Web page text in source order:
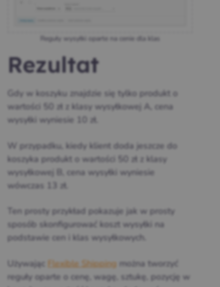
Reguły wysyłki oparte na cenie dla klas
Rezultat
Gdy w koszyku znajdzie się tylko produkt o
wartości 50 zł z klasy wysyłkowej A, cena
wysyłki wyniesie 10 zł.
W przypadku, kiedy klient doda jeszcze do
koszyka produkt o wartości 50 zł z klasy
wysyłkowej B, cena wysyłki wyniesie
wówczas 13 zł.
Ten prosty przykład pokazuje jak w prosty
sposób skonfigurować koszt wysyłki na
podstawie cen i klas wysyłkowych.
Używając Flexible Shipping można tworzyć
reguły oparte o cenę, wagę, sztukę, pozycję w